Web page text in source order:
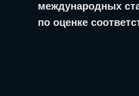
международных
по оценке